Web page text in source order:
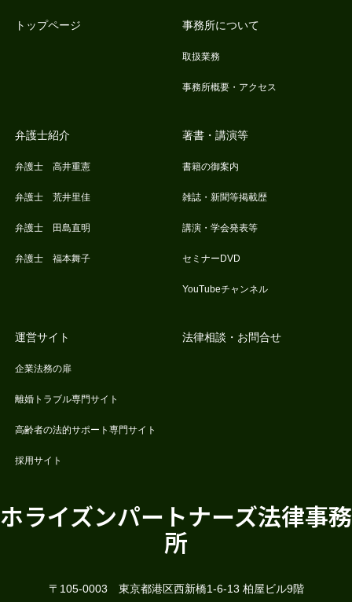
トップページ 事務所について
取扱業務
事務所概要・アクセス
弁護士紹介
弁護士 高井重憲
弁護士 荒井里佳
弁護士 田島直明
弁護士 福本舞子
著書・講演等
書籍の御案内
雑誌・新聞等掲載歴
講演・学会発表等
セミナーDVD
YouTubeチャンネル
運営サイト
企業法務の扉
離婚トラブル専門サイト
高齢者の法的サポート専門サイト
採用サイト
法律相談・お問合せ
ホライズンパートナーズ法律事務
所
〒105-0003 東京都港区西新橋1-6-13 柏屋ビル9階